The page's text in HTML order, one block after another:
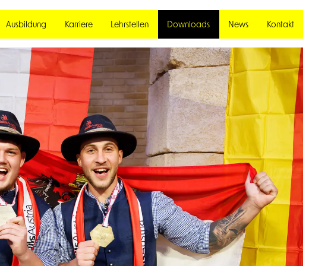
Ausbildung Karriere Lehrstellen Downloads News Kontakt